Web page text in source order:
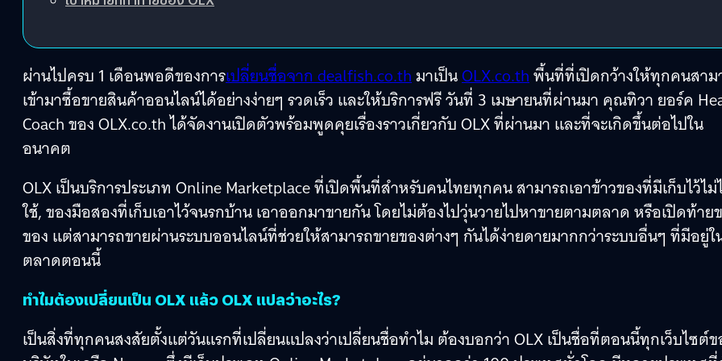
ผ่านไปครบ 1 เดือนพอดีของการเปลี่ยนชื่อจาก dealfish.co.thมาเป็นOLX.co.thพื้นที่ที่เปิดกว้างให้ทุกคนสาม
เข้ามาซื้อขายสินค้าออนไลน์ได้อย่างง่ายๆ รวดเร็ว และให้บริการฟรี วันที่ 3 เมษายนที่ผ่านมา คุณทิวา ยอร์ค
Coach ของ OLX.co.th ได้จัดงานเปิดตัวพร้อมพูดคุยเรื่องราวเกี่ยวกับ OLX ที่ผ่านมา และที่จะเกิดขึ้นต่อไปใน
อนาคต
OLX เป็นบริการประเภท Online Marketplace ที่เปิดพื้นที่สำหรับคนไทยทุกคน สามารถเอาข้าวของที่มีเก็บไว้ไม่
ใช้, ของมือสองที่เก็บเอาไว้จนรกบ้าน เอาออกมาขายกัน โดยไม่ต้องไปวุ่นวายไปหาขายตามตลาด หรือเปิดท้าย
ของ แต่สามารถขายผ่านระบบออนไลน์ที่ช่วยให้สามารถขายของต่างๆ กันได้ง่ายดายมากกว่าระบบอื่นๆ ที่มีอยู่ใ
ตลาดตอนนี้
ทำไมต้องเปลี่ยนเป็น OLX แล้ว OLX แปลว่าอะไร?
เป็นสิ่งที่ทุกคนสงสัยตั้งแต่วันแรกที่เปลี่ยนแปลงว่าเปลี่ยนชื่อทำไม ต้องบอกว่า OLX เป็นชื่อที่ตอนนี้ทุกเว็บไซต์ข